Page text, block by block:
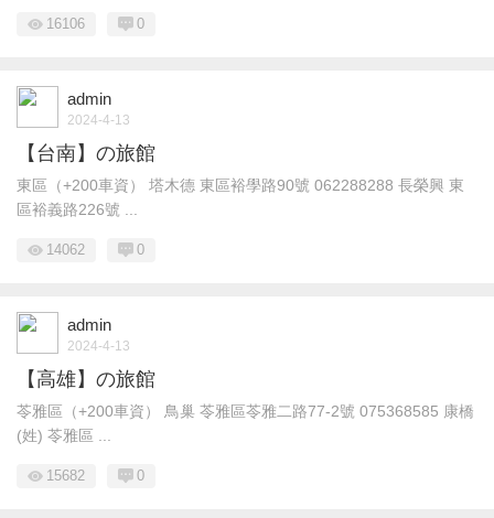
16106 0
admin
2024-4-13
【台南】の旅館
東區（+200車資） 塔木德 東區裕學路90號 062288288 長榮興 東
區裕義路226號 ...
14062 0
admin
2024-4-13
【高雄】の旅館
苓雅區（+200車資） 鳥巢 苓雅區苓雅二路77-2號 075368585 康橋
(姓) 苓雅區 ...
15682 0